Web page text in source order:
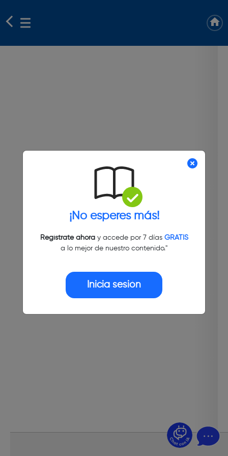
¡No esperes más!
Regístrate ahoray accede por 7 días GRATIS
a lo mejor de nuestro contenido."
Inicia sesión